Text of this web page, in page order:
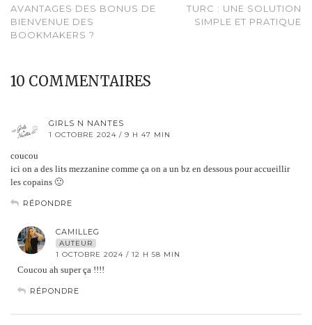
AVANTAGES DES BONUS DE
BIENVENUE DES
BOOKMAKERS ?
TURC : UNE SOLUTION
SIMPLE ET PRATIQUE
10 COMMENTAIRES
GIRLS N NANTES
1 OCTOBRE 2024 / 9 H 47 MIN
coucou
ici on a des lits mezzanine comme ça on a un bz en dessous pour accueillir
les copains 🙂
RÉPONDRE
CAMILLEG
AUTEUR
1 OCTOBRE 2024 / 12 H 58 MIN
Coucou ah super ça !!!!
RÉPONDRE